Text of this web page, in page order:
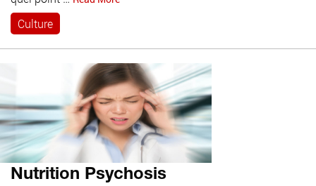
Culture
Nutrition Psychosis